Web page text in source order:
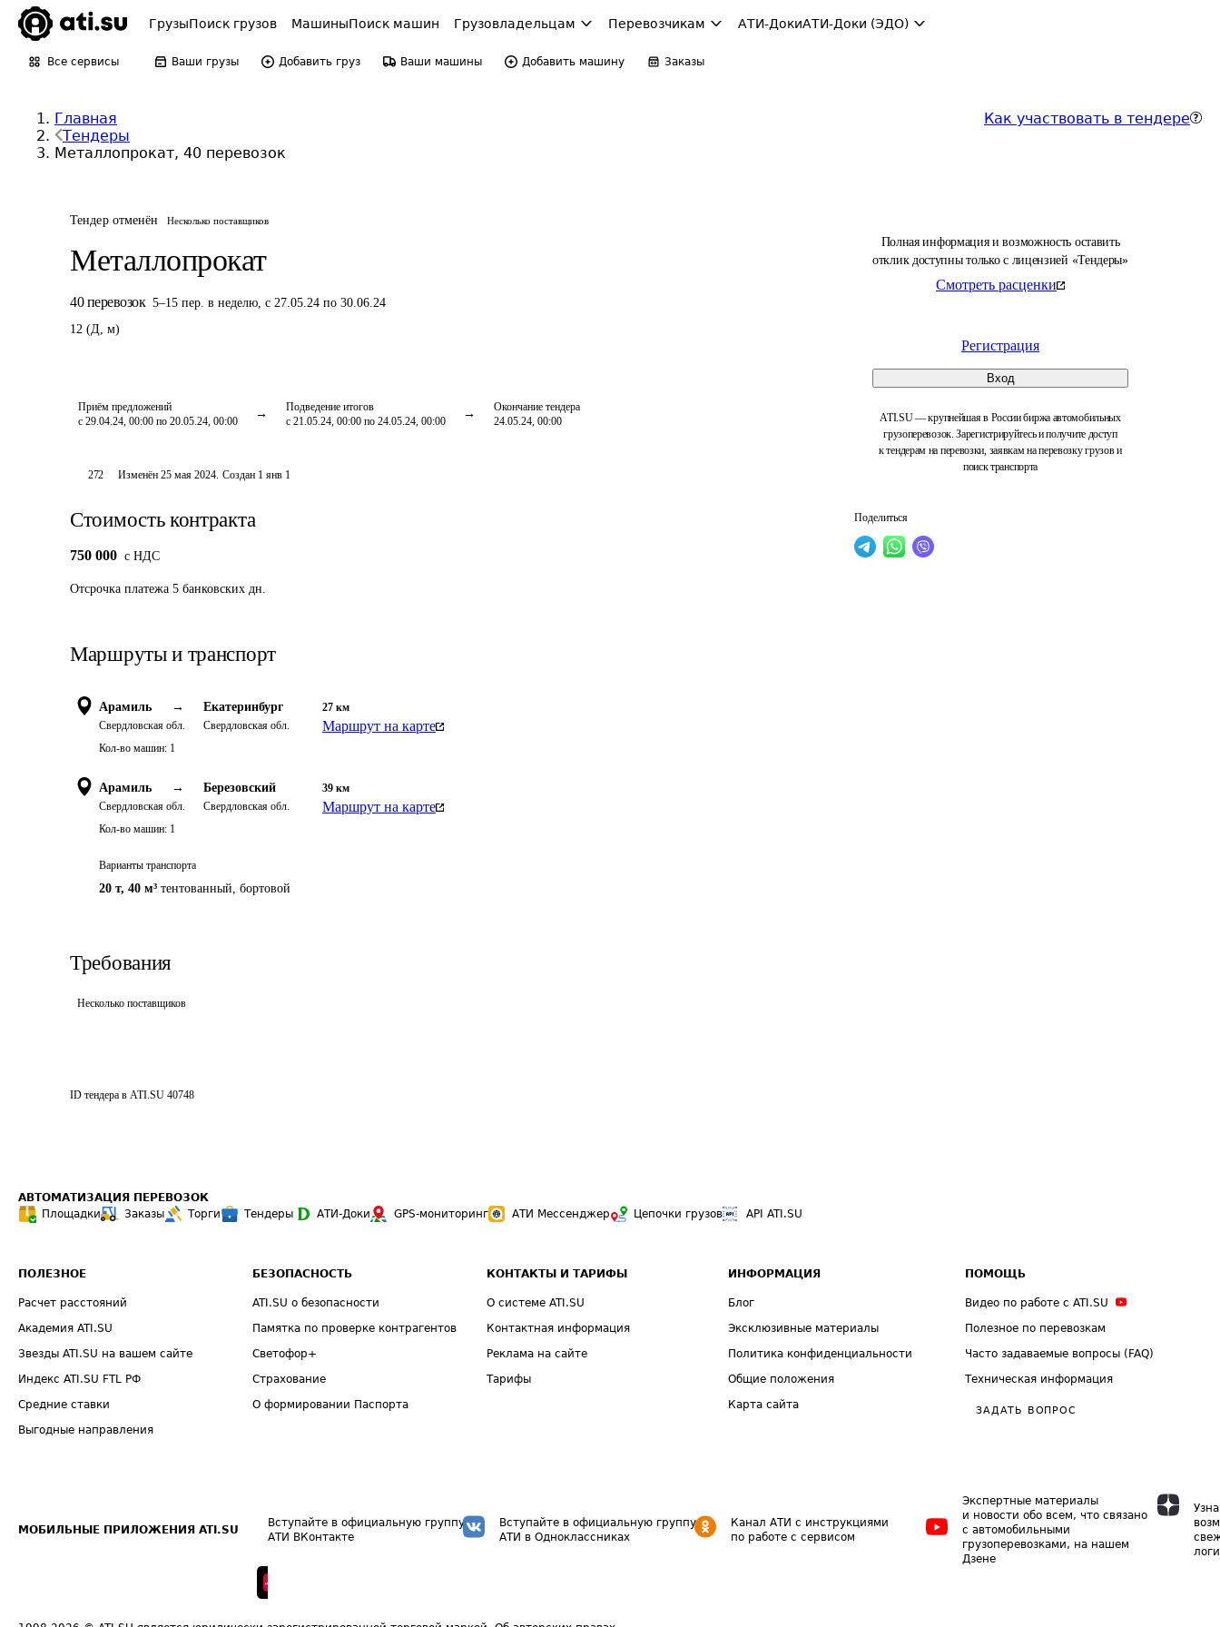
ГрузыПоиск грузов МашиныПоиск машин Грузовладельцам Перевозчикам АТИ-ДокиАТИ-Доки (ЭДО)
Все сервисы Ваши грузы Добавить груз Ваши машины Добавить машину Заказы
Главная
Тендеры
Металлопрокат, 40 перевозок
Как участвовать в тендере
Тендер отменён Несколько поставщиков
Металлопрокат
40 перевозок 5–15 пер. в неделю, с 27.05.24 по 30.06.24
12 (Д, м)
Приём предложений
с 29.04.24, 00:00 по 20.05.24, 00:00
Подведение итогов
с 21.05.24, 00:00 по 24.05.24, 00:00
Окончание тендера
24.05.24, 00:00
Полная информация и возможность оставить
отклик доступны только с лицензией «Тендеры»
Смотреть расценки
Регистрация
Вход
ATI.SU — крупнейшая в России биржа автомобильных
грузоперевозок. Зарегистрируйтесь и получите доступ
к тендерам на перевозки, заявкам на перевозку грузов и
поиск транспорта
Поделиться
272 Изменён25 мая 2024. Создан 1 янв 1
Стоимость контракта
750 000 c НДС
Отсрочка платежа 5 банковских дн.
Маршруты и транспорт
Арамиль →
Свердловская обл.
Екатеринбург
Свердловская обл.
27 км
Маршрут на карте
Кол-во машин: 1
Арамиль →
Свердловская обл.
Березовский
Свердловская обл.
39 км
Маршрут на карте
Кол-во машин: 1
Варианты транспорта
20 т, 40 м³ тентованный, бортовой
Требования
Несколько поставщиков
ID тендера в ATI.SU 40748
АВТОМАТИЗАЦИЯ ПЕРЕВОЗОК
Площадки
Заказы Торги Тендеры АТИ-Доки GPS-мониторинг АТИ Мессенджер Цепочки грузов API ATI.SU
ПОЛЕЗНОЕ
Расчет расстояний
Академия ATI.SU
Звезды ATI.SU на вашем сайте
Индекс ATI.SU FTL РФ
Средние ставки
Выгодные направления
БЕЗОПАСНОСТЬ
ATI.SU о безопасности
Памятка по проверке контрагентов
Светофор+
Страхование
О формировании Паспорта
КОНТАКТЫ И ТАРИФЫ
О системе ATI.SU
Контактная информация
Реклама на сайте
Тарифы
ИНФОРМАЦИЯ
Блог
Эксклюзивные материалы
Политика конфиденциальности
Общие положения
Карта сайта
ПОМОЩЬ
Видео по работе с ATI.SU
Полезное по перевозкам
Часто задаваемые вопросы (FAQ)
Техническая информация
ЗАДАТЬ ВОПРОС
МОБИЛЬНЫЕ ПРИЛОЖЕНИЯ ATI.SU
Вступайте в официальную группу
АТИ ВКонтакте
Вступайте в официальную группу
АТИ в Одноклассниках
Канал АТИ с инструкциями
по работе с сервисом
Экспертные материалы
и новости обо всем, что связано
с автомобильными
грузоперевозками, на нашем
Дзене